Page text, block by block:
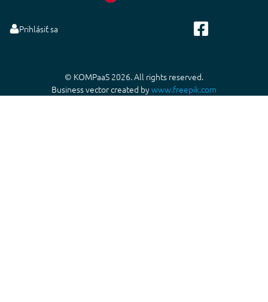
Prihlásiť sa
© KOMPaaS 2026. All rights reserved.
Business vector created bywww.freepik.com